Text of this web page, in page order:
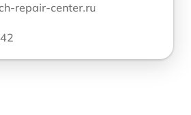
repair-center.ru